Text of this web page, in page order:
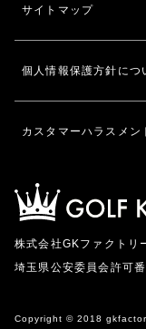
サイトマップ
個人情報保護方針につ
カスタマーハラスメン
株式会社GKファクトリ
埼玉県公安委員会許可
Copyright © 2018